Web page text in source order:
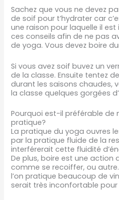
Sachez que vous ne devez
de soif pour t’hydrater car
une raison pour laquelle il
ces conseils afin de ne pas
de yoga. Vous devez boire
Si vous avez soif buvez un
de la classe. Ensuite tentez
durant les saisons chaudes,
la classe quelques gorgées
Pourquoi est-il préférable de
pratique?
La pratique du yoga ouvres
par la pratique fluide de la
interférerait cette fluidité
De plus, boire est une action
comme se recoiffer, ou
l’on pratique beaucoup de
serait très inconfortable